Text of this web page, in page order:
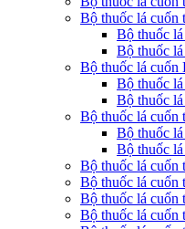
Bộ thuốc lá cuốn
Bộ thuốc
Bộ thuốc
Bộ thuốc lá cuốn
Bộ thuốc
Bộ thuốc
Bộ thuốc lá cuốn
Bộ thuốc
Bộ thuốc
Bộ thuốc lá cuốn
Bộ thuốc lá cuốn
Bộ thuốc lá cuốn
Bộ thuốc lá cuốn